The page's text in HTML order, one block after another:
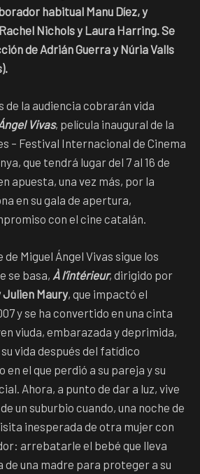
habitual Manu Díez, y
Nichols y Laura Harring. Se
de Adrián Guerra y Núria Valls
de la audiencia cobrarán vida
Vivas, película inaugural de la
– Festival Internacional de Cinema
que tendrá lugar del 7 al 16 de
apuesta, una vez más, por la
en su gala de apertura,
con el cine catalán.
Miguel Ángel Vivas sigue los
se basa, À l’intérieur, dirigido por
Julien Maury, que impactó el
y se ha convertido en una cinta
viuda, embarazada y deprimida,
vida después del fatídico
el que perdió a su pareja y su
Ahora, a punto de dar a luz, vive
un suburbio cuando, una noche de
inesperada de otra mujer con
arrebatarle el bebé que lleva
una madre para proteger a su